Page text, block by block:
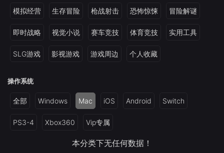
模拟经营 生存冒险 枪战射击 恐怖惊悚 冒险解谜
即时战略 视觉小说 赛车竞技 体育竞技 实用工具
SLG游戏 影视游戏 游戏周边 个人收藏
操作系统
全部 Windows Mac iOS Android Switch
PS3-4 Xbox360 Vip专属
本分类下无任何数据！